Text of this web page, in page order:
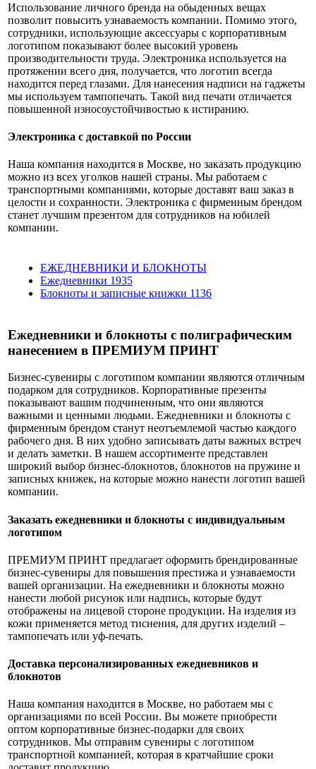
Использование личного бренда на обыденных вещах
позволит повысить узнаваемость компании. Помимо этого,
сотрудники, использующие аксессуары с корпоративным
логотипом показывают более высокий уровень
производительности труда. Электроника используется на
протяжении всего дня, получается, что логотип всегда
находится перед глазами. Для нанесения надписи на гаджеты
мы используем тампопечать. Такой вид печати отличается
повышенной износоустойчивостью к истиранию.
Электроника с доставкой по России
Наша компания находится в Москве, но заказать продукцию
можно из всех уголков нашей страны. Мы работаем с
транспортными компаниями, которые доставят ваш заказ в
целости и сохранности. Электроника с фирменным брендом
станет лучшим презентом для сотрудников на юбилей
компании.
ЕЖЕДНЕВНИКИ И БЛОКНОТЫ
Ежедневники 1935
Блокноты и записные книжки 1136
Ежедневники и блокноты с полиграфическим
нанесением в ПРЕМИУМ ПРИНТ
Бизнес-сувениры с логотипом компании являются отличным
подарком для сотрудников. Корпоративные презенты
показывают вашим подчиненным, что они являются
важными и ценными людьми. Ежедневники и блокноты с
фирменным брендом станут неотъемлемой частью каждого
рабочего дня. В них удобно записывать даты важных встреч
и делать заметки. В нашем ассортименте представлен
широкий выбор бизнес-блокнотов, блокнотов на пружине и
записных книжек, на которые можно нанести логотип вашей
компании.
Заказать ежедневники и блокноты с индивидуальным
логотипом
ПРЕМИУМ ПРИНТ предлагает оформить брендированные
бизнес-сувениры для повышения престижа и узнаваемости
вашей организации. На ежедневники и блокноты можно
нанести любой рисунок или надпись, которые будут
отображены на лицевой стороне продукции. На изделия из
кожи применяется метод тиснения, для других изделий –
тампопечать или уф-печать.
Доставка персонализированных ежедневников и
блокнотов
Наша компания находится в Москве, но работаем мы с
организациями по всей России. Вы можете приобрести
оптом корпоративные бизнес-подарки для своих
сотрудников. Мы отправим сувениры с логотипом
транспортной компанией, которая в кратчайшие сроки